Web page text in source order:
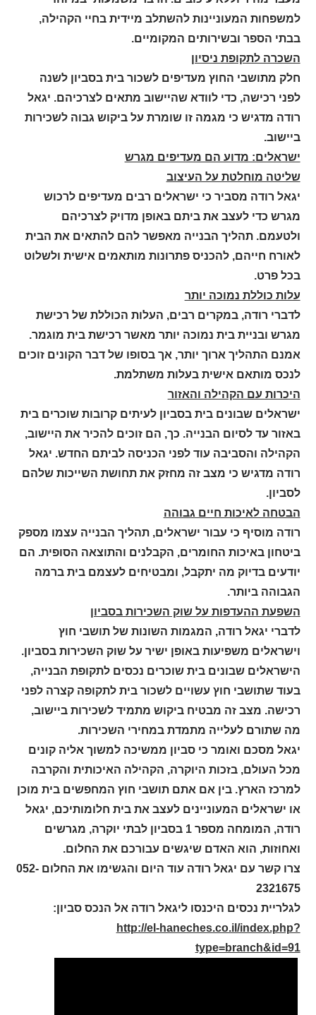
למשפחות המעוניינות להשתלב מיידית בחיי הקהילה,
בבתי הספר ובשירותים המקומיים.
השכרה לתקופת ניסיון
חלק מתושבי החוץ מעדיפים לשכור בית בסביון לשנה
לפני רכישה, כדי לוודא שהיישוב מתאים לצרכיהם. יגאל
רודה מדגיש כי מגמה זו שומרת על ביקוש גבוה לשכירות
ביישוב.
ישראלים: מדוע הם מעדיפים מגרש
שליטה מוחלטת על העיצוב
יגאל רודה מסביר כי ישראלים רבים מעדיפים לרכוש
מגרש כדי לעצב את ביתם באופן מדויק לצרכיהם
ולטעמם. תהליך הבנייה מאפשר להם להתאים את הבית
לאורח חייהם, להכניס פתרונות מותאמים אישית ולשלוט
בכל פרט.
עלות כוללת נמוכה יותר
לדברי רודה, במקרים רבים, העלות הכוללת של רכישת
מגרש ובניית בית נמוכה יותר מאשר רכישת בית מוגמר.
אמנם התהליך ארוך יותר, אך בסופו של דבר הקונים זוכים
לנכס מותאם אישית בעלות משתלמת.
היכרות עם הקהילה והאזור
ישראלים שבונים בית בסביון לעיתים קרובות שוכרים בית
באזור עד לסיום הבנייה. כך, הם זוכים להכיר את היישוב,
הקהילה והסביבה עוד לפני הכניסה לביתם החדש. יגאל
רודה מדגיש כי מצב זה מחזק את תחושת השייכות שלהם
לסביון.
הבטחה לאיכות חיים גבוהה
רודה מוסיף כי עבור ישראלים, תהליך הבנייה עצמו מספק
ביטחון באיכות החומרים, הקבלנים והתוצאה הסופית. הם
יודעים בדיוק מה יתקבל, ומבטיחים לעצמם בית ברמה
הגבוהה ביותר.
השפעת ההעדפות על שוק השכירות בסביון
לדברי יגאל רודה, המגמות השונות של תושבי חוץ
וישראלים משפיעות באופן ישיר על שוק השכירות בסביון.
הישראלים שבונים בית שוכרים נכסים לתקופת הבנייה,
בעוד שתושבי חוץ עשויים לשכור בית לתקופה קצרה לפני
רכישה. מצב זה מבטיח ביקוש מתמיד לשכירות ביישוב,
מה שתורם לעלייה מתמדת במחירי השכירות.
יגאל מסכם ואומר כי סביון ממשיכה למשוך אליה קונים
מכל העולם, בזכות היוקרה, הקהילה האיכותית והקרבה
למרכז הארץ. בין אם אתם תושבי חוץ המחפשים בית מוכן
או ישראלים המעוניינים לעצב את בית חלומותיכם, יגאל
רודה, המומחה מספר 1 בסביון לבתי יוקרה, מגרשים
ואחוזות, הוא האדם שיגשים עבורכם את החלום.
צרו קשר עם יגאל רודה עוד היום והגשימו את החלום 052-
2321675
לגלריית נכסים היכנסו ליגאל רודה אל הנכס סביון:
http://el-haneches.co.il/index.php?
type=branch&id=91